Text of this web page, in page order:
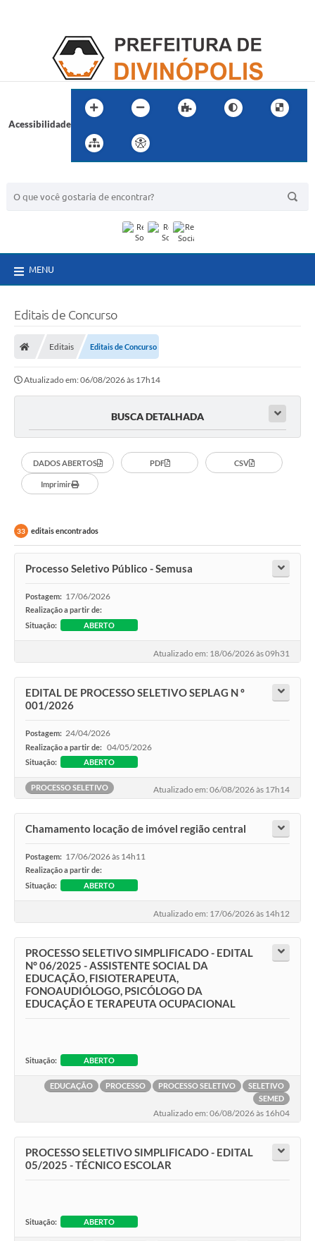
Acessibilidade
MENU
Editais de Concurso
Editais Editais de Concurso
Atualizado em: 06/08/2026 às 17h14
BUSCA DETALHADA
DADOS ABERTOS PDF CSV
Imprimir
33 editais encontrados
Processo Seletivo Público - Semusa
Postagem: 17/06/2026
Realização a partir de:
Situação:
ABERTO
Atualizado em: 18/06/2026 às 09h31
EDITAL DE PROCESSO SELETIVO SEPLAG N º
001/2026
Postagem: 24/04/2026
Realização a partir de: 04/05/2026
Situação: ABERTO
PROCESSO SELETIVO Atualizado em: 06/08/2026 às 17h14
Chamamento locação de imóvel região central
Postagem: 17/06/2026 às 14h11
Realização a partir de:
Situação:
ABERTO
Atualizado em: 17/06/2026 às 14h12
PROCESSO SELETIVO SIMPLIFICADO - EDITAL
N° 06/2025 - ASSISTENTE SOCIAL DA
EDUCAÇÃO, FISIOTERAPEUTA,
FONOAUDIÓLOGO, PSICÓLOGO DA
EDUCAÇÃO E TERAPEUTA OCUPACIONAL
Situação: ABERTO
EDUCAÇÃO PROCESSO PROCESSO SELETIVO
SELETIVO
SEMED
Atualizado em: 06/08/2026 às 16h04
PROCESSO SELETIVO SIMPLIFICADO - EDITAL
05/2025 - TÉCNICO ESCOLAR
Situação: ABERTO